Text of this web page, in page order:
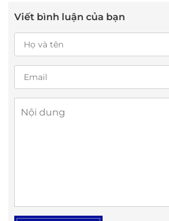
Viết bình luận của bạn